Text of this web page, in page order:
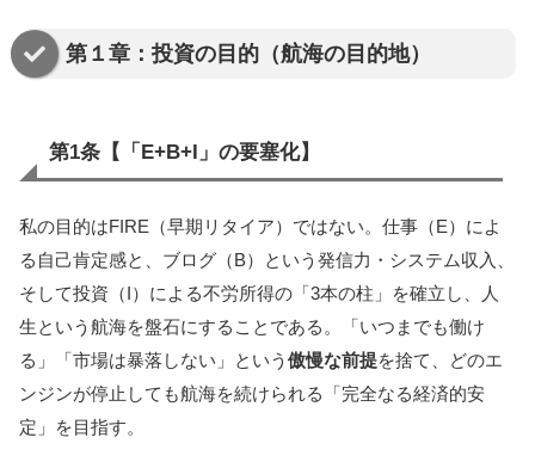
第１章：投資の目的（航海の目的地）
第1条【「E+B+I」の要塞化】
私の目的はFIRE（早期リタイア）ではない。仕事（E）によ
る自己肯定感と、ブログ（B）という発信力・システム収入、
そして投資（I）による不労所得の「3本の柱」を確立し、人
生という航海を盤石にすることである。「いつまでも働け
る」「市場は暴落しない」という 傲慢な前提を捨て、どのエ
ンジンが停止しても航海を続けられる「完全なる経済的安
定」を目指す。